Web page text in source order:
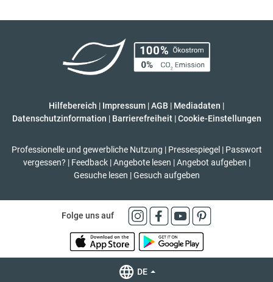
Hilfebereich | Impressum |AGB | Mediadaten |
Datenschutzinformation | Barrierefreiheit | Cookie-Einstellungen
Professionelle und gewerbliche Nutzung | Pressespiegel | Passwort
vergessen? | Feedback | Angebote lesen | Angebot aufgeben |
Gesuche lesen | Gesuch aufgeben
Folge uns auf
DE